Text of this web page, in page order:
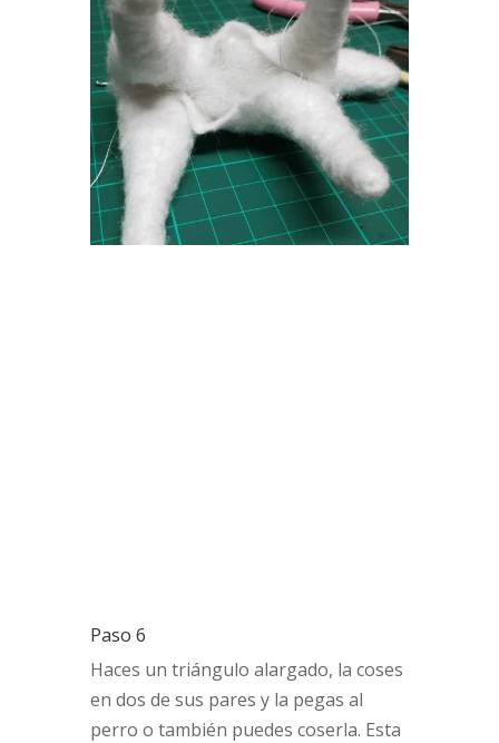
Paso 6
Haces un triángulo alargado, la coses
en dos de sus pares y la pegas al
perro o también puedes coserla. Esta